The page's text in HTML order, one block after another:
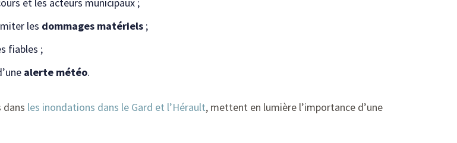
et les acteurs municipaux ;
les dommages matériels ;
fiables ;
alerte météo.
dans les inondations dans le Gard et l’Hérault, mettent en lumière l’importance d’une